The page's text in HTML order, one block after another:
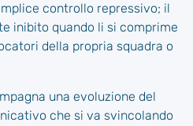
controllo repressivo; il
inibito quando li si comprime
della propria squadra o
una evoluzione del
che si va svincolando